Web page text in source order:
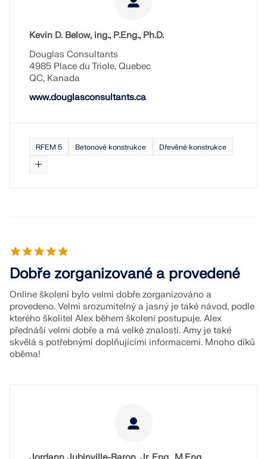
Kevin D. Below, ing., P.Eng., Ph.D.
Douglas Consultants
4985 Place du Triole, Quebec
QC, Kanada
www.douglasconsultants.ca
RFEM 5 Betonové konstrukce Dřevěné konstrukce
Dobře zorganizované a provedené
Online školení bylo velmi dobře zorganizováno a
provedeno. Velmi srozumitelný a jasný je také návod, podle
kterého školitel Alex během školení postupuje. Alex
přednáší velmi dobře a má velké znalosti. Amy je také
skvělá s potřebnými doplňujícími informacemi. Mnoho díků
oběma!